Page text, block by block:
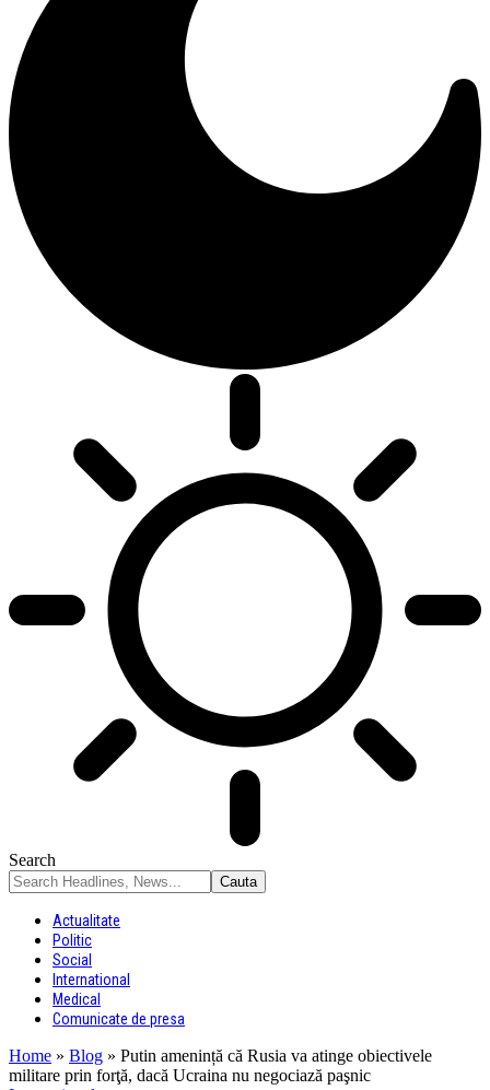
Search
Actualitate
Politic
Social
International
Medical
Comunicate de presa
Home » Blog » Putin amenință că Rusia va atinge obiectivele
militare prin forţă, dacă Ucraina nu negociază paşnic